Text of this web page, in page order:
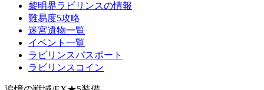
黎明界ラビリンスの情報
難易度5攻略
迷宮遺物一覧
イベント一覧
ラビリンスパスポート
ラビリンスコイン